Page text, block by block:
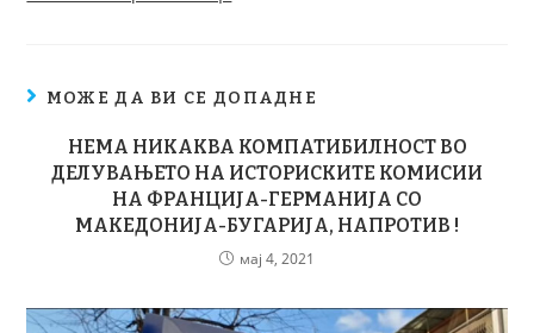
МОЖЕ ДА ВИ СЕ ДОПАДНЕ
НЕМА НИКАКВА КОМПАТИБИЛНОСТ ВО
ДЕЛУВАЊЕТО НА ИСТОРИСКИТЕ КОМИСИИ
НА ФРАНЦИЈА-ГЕРМАНИЈА СО
МАКЕДОНИЈА-БУГАРИЈА, НАПРОТИВ !
мај 4, 2021